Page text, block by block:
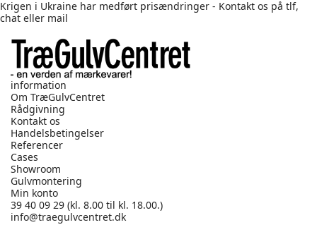
Krigen i Ukraine har medført prisændringer - Kontakt os på tlf,
chat eller mail
information
Om TræGulvCentret
Rådgivning
Kontakt os
Handelsbetingelser
Referencer
Cases
Showroom
Gulvmontering
Min konto
39 40 09 29 (kl. 8.00 til kl. 18.00.)
info@traegulvcentret.dk